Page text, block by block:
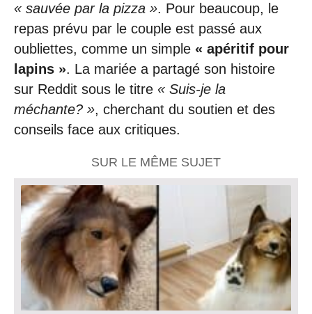
« sauvée par la pizza ». Pour beaucoup, le
repas prévu par le couple est passé aux
oubliettes, comme un simple « apéritif pour
lapins ». La mariée a partagé son histoire
sur Reddit sous le titre « Suis-je la
méchante? », cherchant du soutien et des
conseils face aux critiques.
SUR LE MÊME SUJET